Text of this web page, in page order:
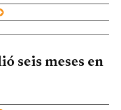
seis meses en